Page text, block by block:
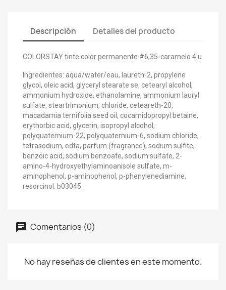
Descripción Detalles del producto
COLORSTAY tinte color permanente #6,35-caramelo 4 u
Ingredientes: aqua/water/eau, laureth-2, propylene
glycol, oleic acid, glyceryl stearate se, cetearyl alcohol,
ammonium hydroxide, ethanolamine, ammonium lauryl
sulfate, steartrimonium, chloride, ceteareth-20,
macadamia ternifolia seed oil, cocamidopropyl betaine,
erythorbic acid, glycerin, isopropyl alcohol,
polyquaternium-22, polyquaternium-6, sodium chloride,
tetrasodium, edta, parfum (fragrance), sodium sulfite,
benzoic acid, sodium benzoate, sodium sulfate, 2-
amino-4-hydroxyethylaminoanisole sulfate, m-
aminophenol, p-aminophenol, p-phenylenediamine,
resorcinol. b03045.
Comentarios (0)
No hay reseñas de clientes en este momento.